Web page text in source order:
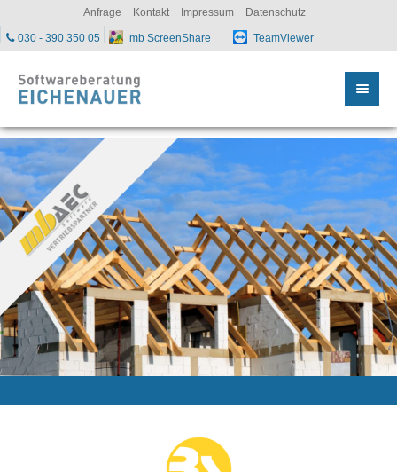
Anfrage Kontakt Impressum Datenschutz
030 - 390 350 05 mb ScreenShare TeamViewer